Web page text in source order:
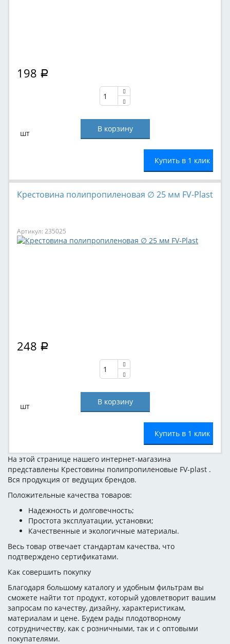
198 Р
шт
Купить в 1 клик
Крестовина полипропиленовая ∅ 25 мм FV-Plast
Артикул: 235025
248 Р
шт
Купить в 1 клик
На этой странице нашего интернет-магазина
представлены Крестовины полипропиленовые FV-plast .
Вся продукция от ведущих брендов.
Положительные качества товаров:
Надежность и долговечность;
Простота эксплуатации, установки;
Качественные и экологичные материалы.
Весь товар отвечает стандартам качества, что
подтверждено сертификатами.
Как совершить покупку
Благодаря большому каталогу и удобным фильтрам вы
сможете найти тот продукт, который удовлетворит вашим
запросам по качеству, дизайну, характеристикам,
материалам и цене. Будем рады плодотворному
сотрудничеству, как с розничными, так и с оптовыми
покупателями.